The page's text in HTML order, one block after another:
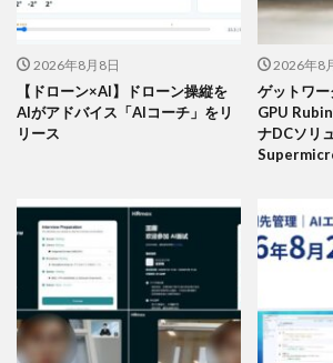
2026年8月8日
【ドローン×AI】ドローン操縦を
AIがアドバイス「AIコーチ」をリ
リース
2026年8
ゲットワ
GPU
ナDCソリ